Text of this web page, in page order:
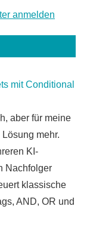
mit Conditional
aber für meine
mehr.
KI-
Nachfolger
klassische
AND, OR und